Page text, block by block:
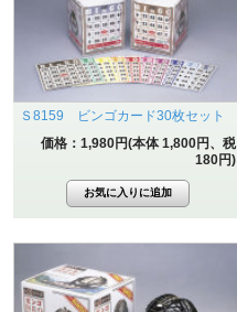
Ｓ8159 ビンゴカード30枚セット
価格：1,980円(本体 1,800円、税
180円)